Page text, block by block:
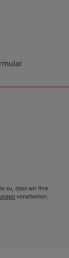
Nein. Schuhe
im wahrsten
64302-354-
in
schließlich
für Damen
echten
zu, dass wir Ihre
verarbeiten.